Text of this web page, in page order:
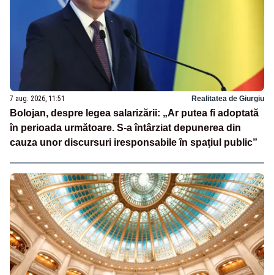
7 aug. 2026, 11:51 Realitatea de Giurgiu
Bolojan, despre legea salarizării: „Ar putea fi adoptată
în perioada următoare. S-a întârziat depunerea din
cauza unor discursuri iresponsabile în spaţiul public”